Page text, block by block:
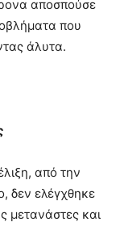
αποσπούσε
που
άλυτα.
από την
δεν ελέγχθηκε
μετανάστες και